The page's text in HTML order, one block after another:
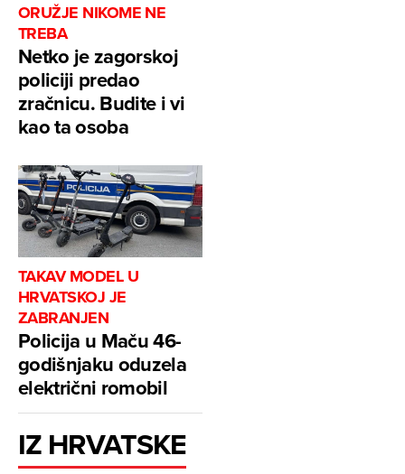
ORUŽJE NIKOME NE
TREBA
Netko je zagorskoj
policiji predao
zračnicu. Budite i vi
kao ta osoba
TAKAV MODEL U
HRVATSKOJ JE
ZABRANJEN
Policija u Maču 46-
godišnjaku oduzela
električni romobil
IZ HRVATSKE